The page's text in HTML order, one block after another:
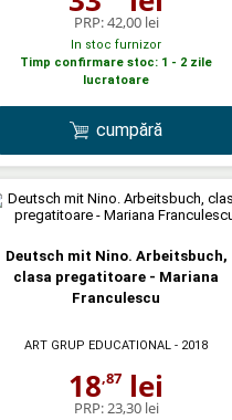
PRP:42,00 lei
In stoc furnizor
Timp confirmare stoc: 1 - 2 zile
lucratoare
cumpără
Deutsch mit Nino. Arbeitsbuch,
clasa pregatitoare - Mariana
Franculescu
ART GRUP EDUCATIONAL - 2018
18,87 lei
PRP:23,30 lei